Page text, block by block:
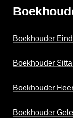
Boekhouder
Boekhouder
Boekhouder
Boekhouder